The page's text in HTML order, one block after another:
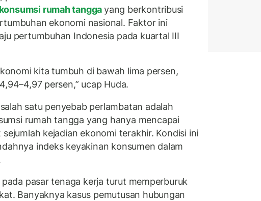
konsumsi rumah tanggayang berkontribusi
ekonomi nasional. Faktor ini
pertumbuhan Indonesia pada kuartal III
kita tumbuh di bawah lima persen,
persen,” ucap Huda.
satu penyebab perlambatan adalah
rumah tangga yang hanya mencapai
kejadian ekonomi terakhir. Kondisi ini
indeks keyakinan konsumen dalam
pasar tenaga kerja turut memperburuk
Banyaknya kasus pemutusan hubungan